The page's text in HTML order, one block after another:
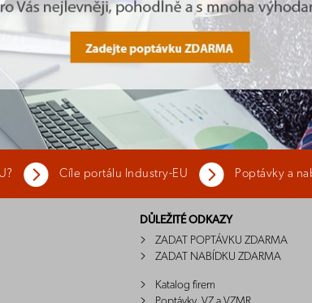
Cíle portálu Industry-EU Poptávky a
DŮLEŽITÉ ODKAZY
ZADAT POPTÁVKU ZDARMA
ZADAT NABÍDKU ZDARMA
Katalog firem